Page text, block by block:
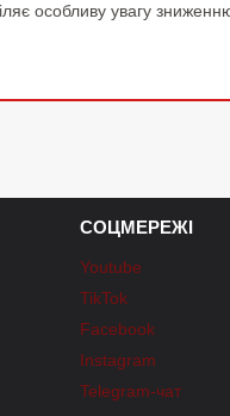
особливу увагу
СОЦМЕРЕЖІ
Youtube
TikTok
Facebook
Instagram
Telegram-чат